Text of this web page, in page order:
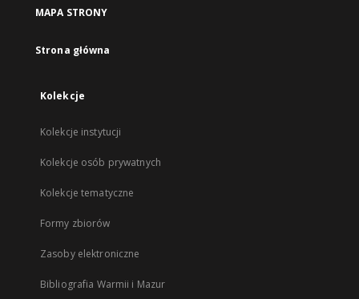
MAPA STRONY
Strona główna
Kolekcje
Kolekcje instytucji
Kolekcje osób prywatnych
Kolekcje tematyczne
Formy zbiorów
Zasoby elektroniczne
Bibliografia Warmii i Mazur